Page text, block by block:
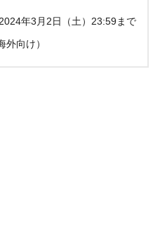
年3月2日（土）23:59まで
外向け）